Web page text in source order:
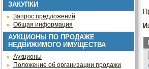
ЗАКУПКИ
Запрос предложений
Общая информация
АУКЦИОНЫ ПО ПРОДАЖЕ
НЕДВИЖИМОГО ИМУЩЕСТВА
Аукционы
Положение об организации продажи